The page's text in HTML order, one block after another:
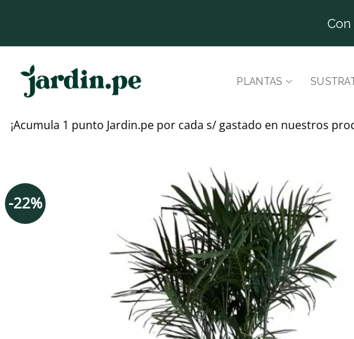
contenido
PLANTAS
¡Acumula 1 punto Jardin.pe por cada s/ gastado en nuestros
-22%